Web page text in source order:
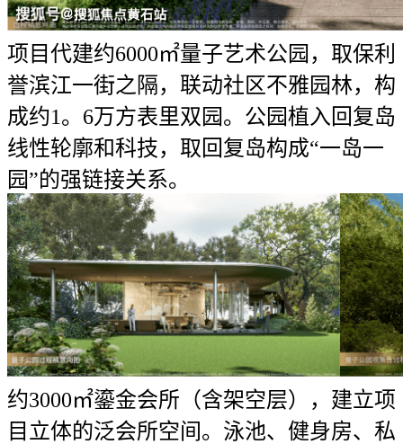
项目代建约6000㎡量子艺术公园，取保利
誉滨江一街之隔，联动社区不雅园林，构
成约1。6万方表里双园。公园植入回复岛
线性轮廓和科技，取回复岛构成“一岛一
园”的强链接关系。
约3000㎡鎏金会所（含架空层），建立项
目立体的泛会所空间。泳池、健身房、私